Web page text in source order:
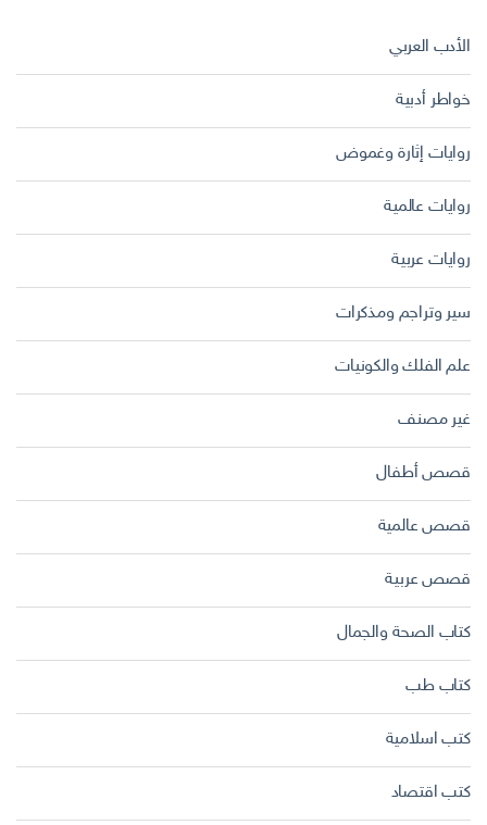
الأدب العربي
خواطر أدبية
روايات إثارة وغموض
روايات عالمية
روايات عربية
سير وتراجم ومذكرات
علم الفلك والكونيات
غير مصنف
قصص أطفال
قصص عالمية
قصص عربية
كتاب الصحة والجمال
كتاب طب
كتب اسلامية
كتب اقتصاد